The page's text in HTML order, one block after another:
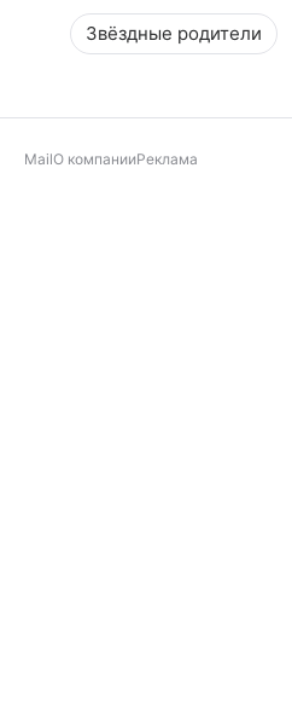
Звёздные родители
MailО компанииРеклама